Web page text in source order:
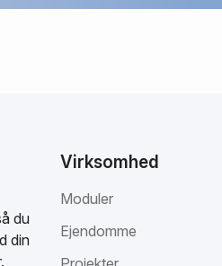
du
din
Virksomhed
Moduler
Ejendomme